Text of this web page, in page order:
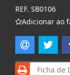
REF. SB0106
Adicionar ao
Ficha de